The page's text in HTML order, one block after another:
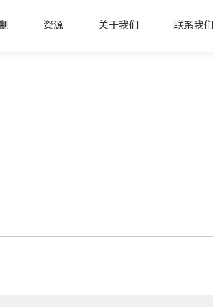
资源 关于我们 联系我们